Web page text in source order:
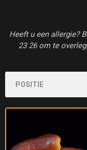
Heeft u een allergie?
23 26 om te